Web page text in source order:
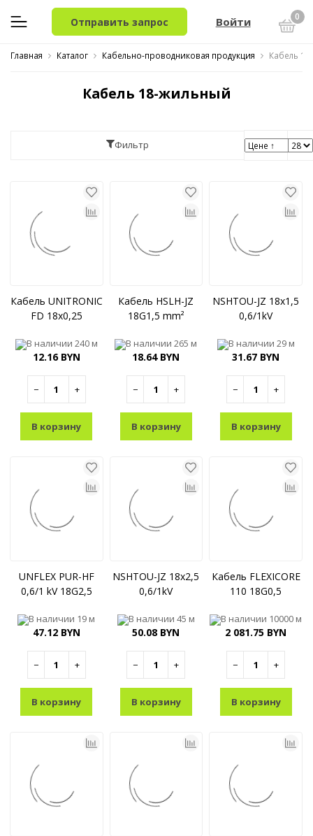
Отправить запрос Войти 0
Главная Каталог Кабельно-проводниковая продукция Кабель
Кабель 18-жильный
Фильтр
Кабель UNITRONIC
FD 18x0,25
В наличии 240 м
12.16 BYN
− +
В корзину
Кабель HSLH-JZ
18G1,5 mm²
В наличии265 м
18.64 BYN
− +
В корзину
NSHTOU-JZ 18x1,5
0,6/1kV
В наличии 29 м
31.67 BYN
− +
В корзину
UNFLEX PUR-HF
0,6/1 kV 18G2,5
В наличии 19 м
47.12 BYN
− +
В корзину
NSHTOU-JZ 18x2,5
0,6/1kV
В наличии 45 м
50.08 BYN
− +
В корзину
Кабель FLEXICORE
110 18G0,5
В наличии 10000 м
2 081.75 BYN
− +
В корзину